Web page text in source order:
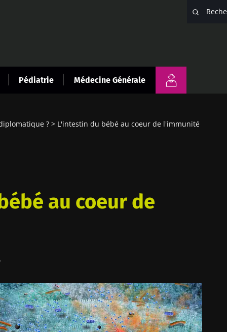
Pédiatrie Médecine Générale
? L'intestin du bébé au coeur de l'immunité
au coeur de